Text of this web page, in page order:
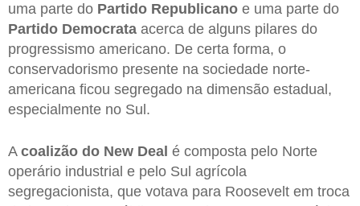
uma parte do Partido Republicano e uma parte do
Partido Democrata acerca de alguns pilares do
progressismo americano. De certa forma, o
conservadorismo presente na sociedade norte-
americana ficou segregado na dimensão estadual,
especialmente no Sul.
A coalizão do New Deal é composta pelo Norte
operário industrial e pelo Sul agrícola
segregacionista, que votava para Roosevelt em troca